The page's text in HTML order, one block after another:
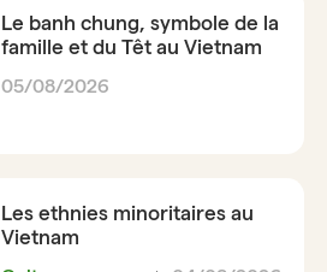
Le banh chung, symbole de la
famille et du Têt au Vietnam
05/08/2026
Les ethnies minoritaires au
Vietnam